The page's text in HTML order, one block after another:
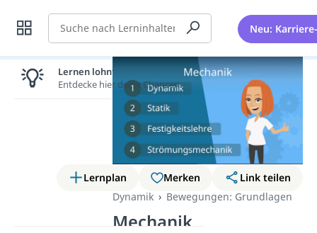
Suche Neu:
Lernplan Merken
Link teilen
Dynamik
Bewegungen: Grundlagen
Mechanik
Lernen lohnt sich!
Entdecke hier deine Chancen.